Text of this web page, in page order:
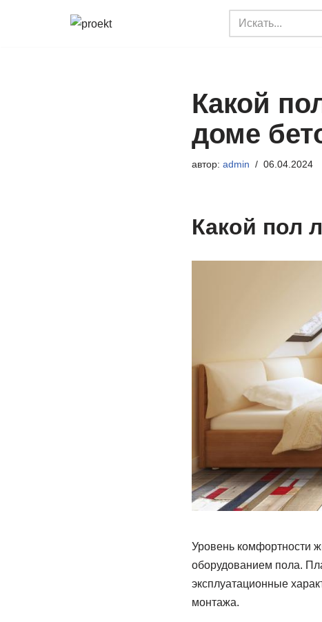
Какой
доме
автор: admin 06.04.2024
Какой пол
Уровень комфортности
оборудованием пола.
эксплуатационные
монтажа.